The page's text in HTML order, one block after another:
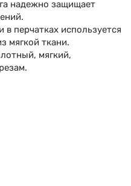
надежно защищает
перчатках используется
мягкой ткани.
мягкий,